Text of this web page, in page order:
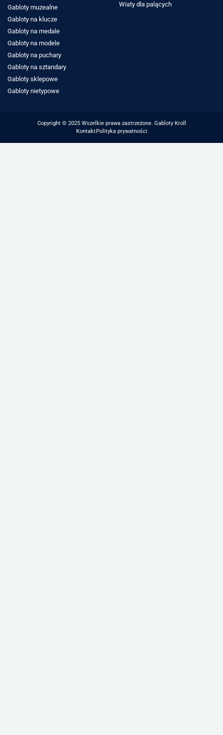
Gabloty muzealne
Gabloty na klucze
Gabloty na medale
Gabloty na modele
Gabloty na puchary
Gabloty na sztandary
Gabloty sklepowe
Gabloty nietypowe
Wiaty dla palących
Copyright © 2025 Wszelkie prawa zastrzeżone. Gabloty Kroll
Kontakt Polityka prywatności